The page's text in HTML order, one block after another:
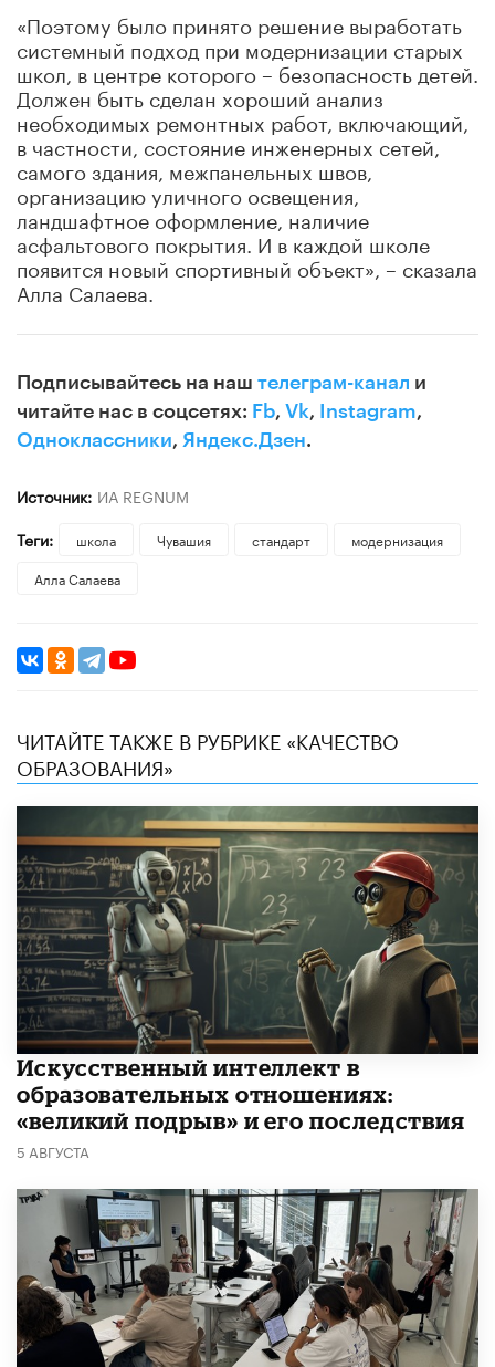
«Поэтому было принято решение выработать
системный подход при модернизации старых
школ, в центре которого – безопасность детей.
Должен быть сделан хороший анализ
необходимых ремонтных работ, включающий,
в частности, состояние инженерных сетей,
самого здания, межпанельных швов,
организацию уличного освещения,
ландшафтное оформление, наличие
асфальтового покрытия. И в каждой школе
появится новый спортивный объект», – сказала
Алла Салаева.
Подписывайтесь на наш телеграм-канал и
читайте нас в соцсетях: Fb, Vk, Instagram,
Одноклассники, Яндекс.Дзен.
Источник: ИА REGNUM
Теги:
школа Чувашия стандарт
модернизация
Алла Салаева
ЧИТАЙТЕ ТАКЖЕ В РУБРИКЕ «КАЧЕСТВО
ОБРАЗОВАНИЯ»
​Искусственный интеллект в
образовательных отношениях:
«великий подрыв» и его последствия
5 АВГУСТА